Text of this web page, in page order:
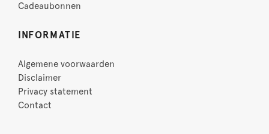
Cadeaubonnen
INFORMATIE
Algemene voorwaarden
Disclaimer
Privacy statement
Contact